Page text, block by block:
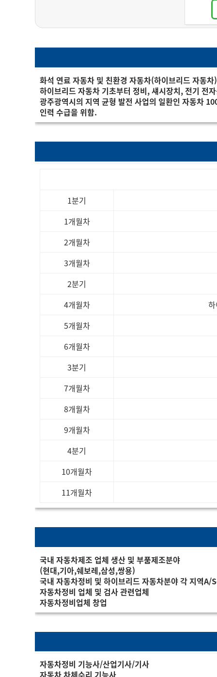
화석 연료 자동차 및 친환경 자동차(하이브리드 자동
하이브리드 자동차 기초부터 정비, 섀시장치, 전기 전
광주광역시의 지역 균형 발전 사업의 일환인 자동차
인력 수급을 위함.
1분기
1개월차
2개월차
3개월차
2분기
4개월차
5개월차
6개월차
3분기
7개월차
8개월차
9개월차
4분기
10개월차
11개월차
국내 자동차제조 업체 생산 및 부품제조분야
(현대,기아,쉐보레,삼성,쌍용)
국내 자동차정비 및 하이브리드 자동차분야 각 지역A/
자동차정비 업체 및 검사 관련업체
자동차정비업체 창업
자동차정비 기능사/산업기사/기사